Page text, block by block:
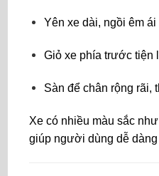
Yên xe dài, ngồi êm
Giỏ xe phía trước tiện
Sàn để chân rộng rãi,
Xe có nhiều màu sắc như
giúp người dùng dễ